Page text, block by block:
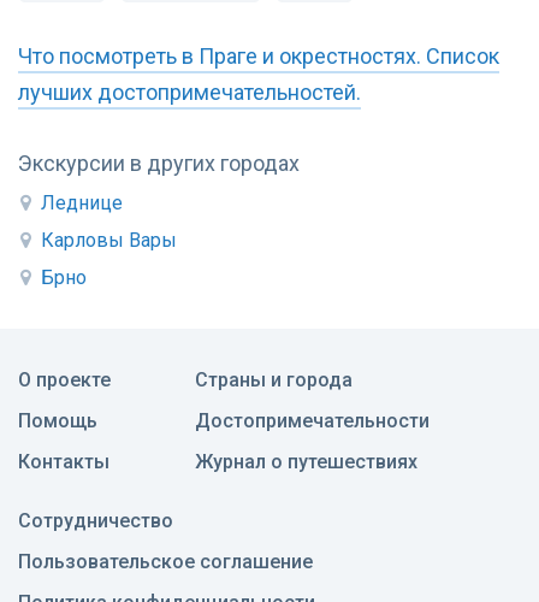
Экскурсии в других городах
Леднице
Карловы Вары
Брно
Что посмотреть в Праге и окрестностях. Список
лучших достопримечательностей.
О проекте
Помощь
Контакты
Страны и города
Достопримечательности
Журнал о путешествиях
Сотрудничество
Пользовательское соглашение